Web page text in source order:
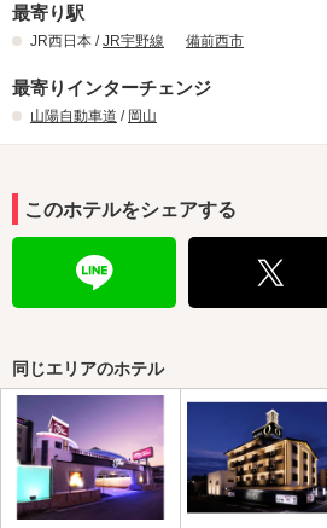
最寄り駅
JR西日本 /JR宇野線 備前西市
最寄りインターチェンジ
山陽自動車道 / 岡山
このホテルをシェアする
同じエリアのホテル